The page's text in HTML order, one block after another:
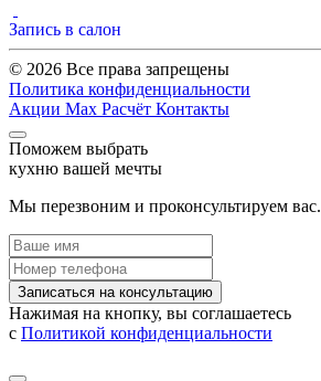
Запись в салон
© 2026 Все права запрещены
Политика конфиденциальности
Акции Max Расчёт Контакты
Поможем выбрать
кухню вашей мечты
Мы перезвоним и проконсультируем вас.
Записаться на консультацию
Нажимая на кнопку, вы соглашаетесь
с Политикой конфиденциальности